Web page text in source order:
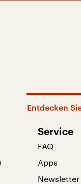
Entdecken
Service
FAQ
Apps
Newsletter